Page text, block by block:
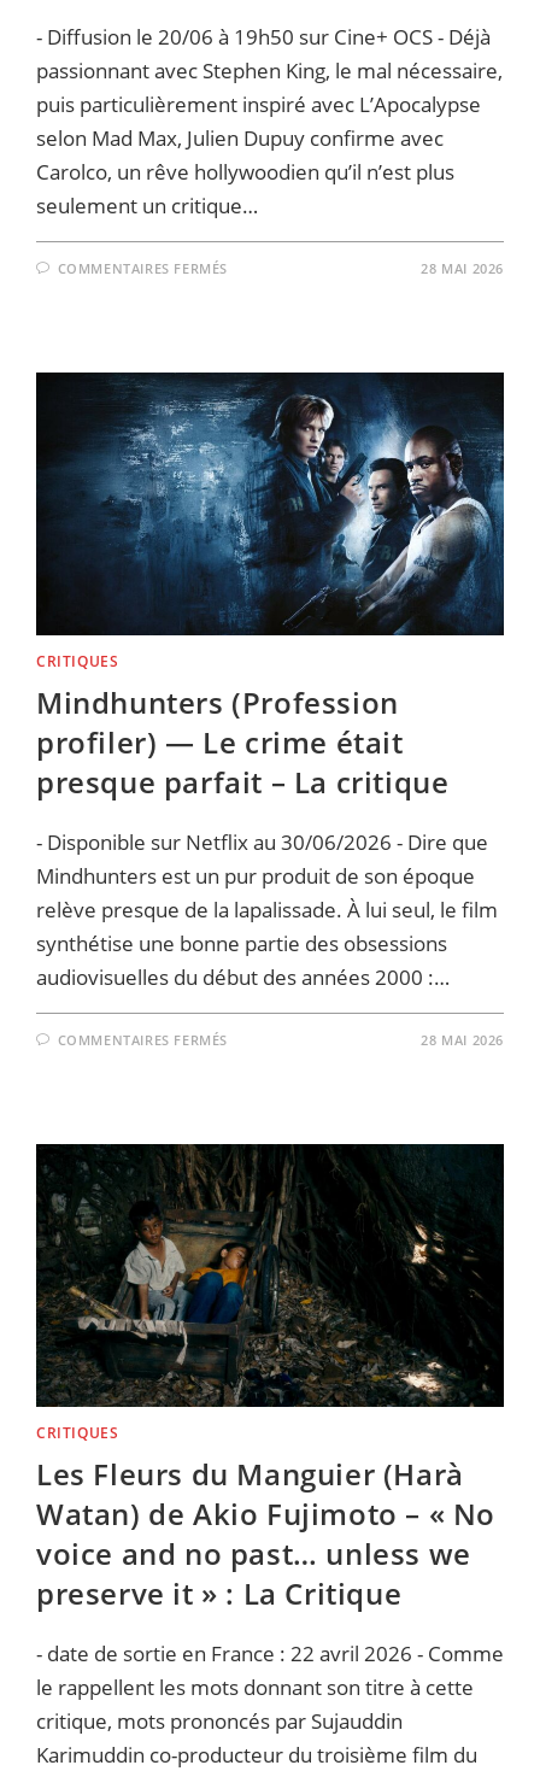
- Diffusion le 20/06 à 19h50 sur Cine+ OCS - Déjà
passionnant avec Stephen King, le mal nécessaire,
puis particulièrement inspiré avec L’Apocalypse
selon Mad Max, Julien Dupuy confirme avec
Carolco, un rêve hollywoodien qu’il n’est plus
seulement un critique…
COMMENTAIRES FERMÉS
DERNIERS
HÉROS
DU
GRAND
SPECTACLE
–
LA
CRITIQUE
28 MAI 2026
CRITIQUES
Mindhunters (Profession
profiler) — Le crime était
presque parfait – La critique
- Disponible sur Netflix au 30/06/2026 - Dire que
Mindhunters est un pur produit de son époque
relève presque de la lapalissade. À lui seul, le film
synthétise une bonne partie des obsessions
audiovisuelles du début des années 2000 :…
COMMENTAIRES FERMÉS
ÉTAIT
PRESQUE
PARFAIT
–
LA
CRITIQUE
28 MAI 2026
CRITIQUES
Les Fleurs du Manguier (Harà
Watan) de Akio Fujimoto – « No
voice and no past… unless we
preserve it » : La Critique
- date de sortie en France : 22 avril 2026 - Comme
le rappellent les mots donnant son titre à cette
critique, mots prononcés par Sujauddin
Karimuddin co-producteur du troisième film du